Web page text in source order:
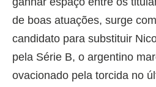
de boas atuações, surge
candidato para substituir
pela Série B, o argentino
ovacionado pela torcida no